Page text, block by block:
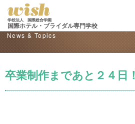
学校法人 国際総合学園
国際ホテル・ブライダル専門学校
学校からのお知らせ
News & Topics
卒業制作まであと２４日！